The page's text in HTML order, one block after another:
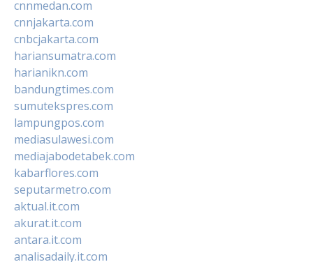
cnnmedan.com
cnnjakarta.com
cnbcjakarta.com
hariansumatra.com
harianikn.com
bandungtimes.com
sumutekspres.com
lampungpos.com
mediasulawesi.com
mediajabodetabek.com
kabarflores.com
seputarmetro.com
aktual.it.com
akurat.it.com
antara.it.com
analisadaily.it.com